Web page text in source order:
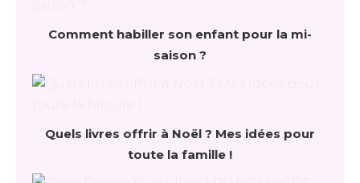
Comment habiller son enfant pour la mi-
saison ?
Quels livres offrir à Noël ? Mes idées pour
toute la famille !